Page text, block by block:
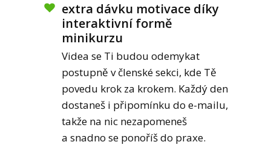
extra dávku motivace díky
interaktivní formě
minikurzu
Videa se Ti budou odemykat
postupně v členské sekci, kde Tě
povedu krok za krokem. Každý den
dostaneš i připomínku do e-mailu,
takže na nic nezapomeneš
a snadno se ponoříš do praxe.